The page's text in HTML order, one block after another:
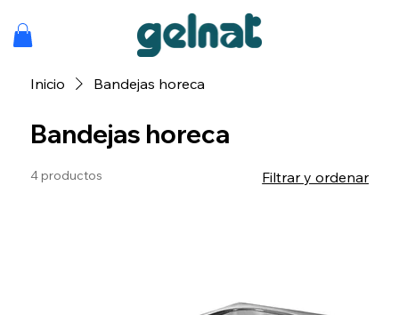
Inicio Bandejas horeca
Bandejas horeca
4 productos Filtrar y ordenar